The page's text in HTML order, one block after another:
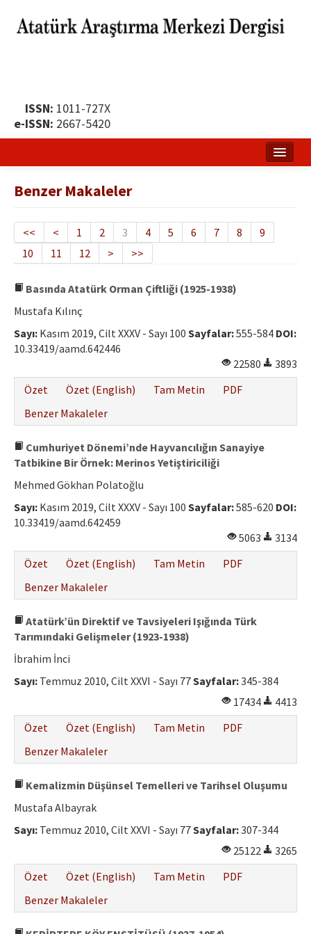
ISSN: 1011-727X
e-ISSN: 2667-5420
Yayın Politikası
Dergi Kurulları
Yayın İlkeleri
Etik İlkeler
Yazar Rehberi
İletişim
Benzer Makaleler
<< < 1 2 3 4 5 6 7 8
9
10
11 12 > >>
Basında Atatürk Orman Çiftliği (1925-1938)
Mustafa Kılınç
Sayı: Kasım 2019, Cilt XXXV - Sayı 100 Sayfalar:555-584 DOI:
10.33419/aamd.642446
22580
3893
Özet
Özet (English) Tam Metin
PDF
Benzer Makaleler
Cumhuriyet Dönemi’nde Hayvancılığın Sanayiye
Tatbikine Bir Örnek: Merinos Yetiştiriciliği
Mehmed Gökhan Polatoğlu
Sayı: Kasım 2019, Cilt XXXV - Sayı 100 Sayfalar:585-620 DOI:
10.33419/aamd.642459
5063
3134
Özet
Özet (English) Tam Metin
PDF
Benzer Makaleler
Atatürk’ün Direktif ve Tavsiyeleri Işığında Türk
Tarımındaki Gelişmeler (1923-1938)
İbrahim İnci
Sayı: Temmuz 2010, Cilt XXVI - Sayı 77Sayfalar:345-384
17434
4413
Özet
Özet (English) Tam Metin
PDF
Benzer Makaleler
Kemalizmin Düşünsel Temelleri ve Tarihsel Oluşumu
Mustafa Albayrak
Sayı: Temmuz 2010, Cilt XXVI - Sayı 77Sayfalar:307-344
25122
3265
Özet
Özet (English) Tam Metin
PDF
Benzer Makaleler